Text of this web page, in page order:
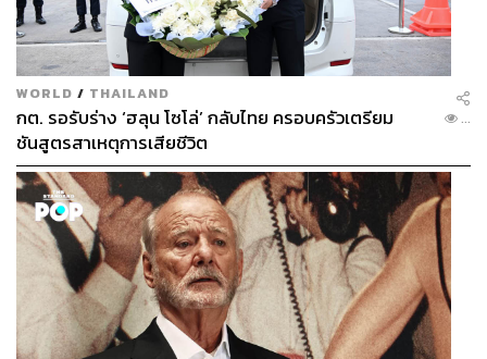
WORLD / THAILAND
กต. รอรับร่าง ‘ฮลุน โซโล่’ กลับไทย ครอบครัวเตรียม
ชันสูตรสาเหตุการเสียชีวิต
...